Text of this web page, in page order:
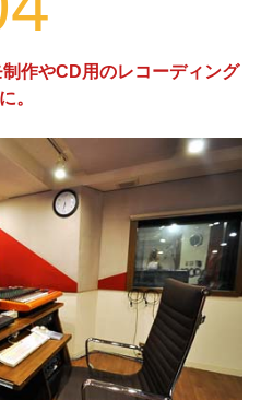
作やCD用のレコーディング
に。